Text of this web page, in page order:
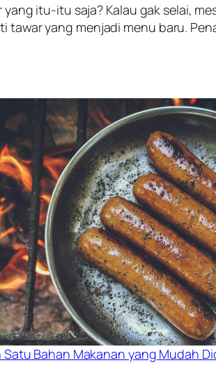
itu-itu saja? Kalau gak selai,
yang menjadi menu baru.
Satu Bahan Makanan yang Mudah